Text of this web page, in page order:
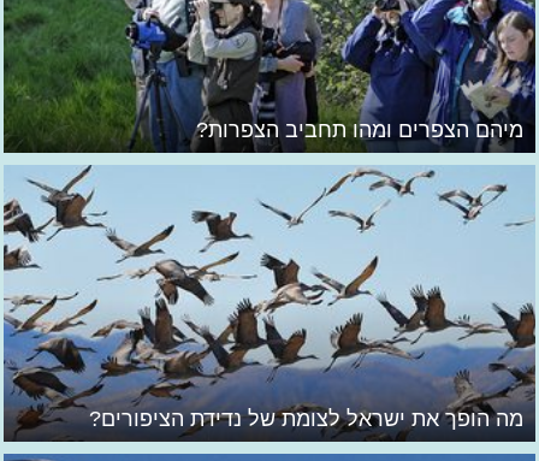
מיהם הצפרים ומהו תחביב הצפרות?
מה הופך את ישראל לצומת של נדידת הציפורים?